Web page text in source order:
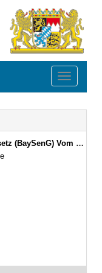
Toggle
S. 78) BayRS 2170-10-A (Art. 1–10)